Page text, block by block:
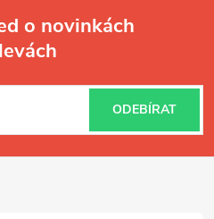
o novinkách
ODEBÍRAT